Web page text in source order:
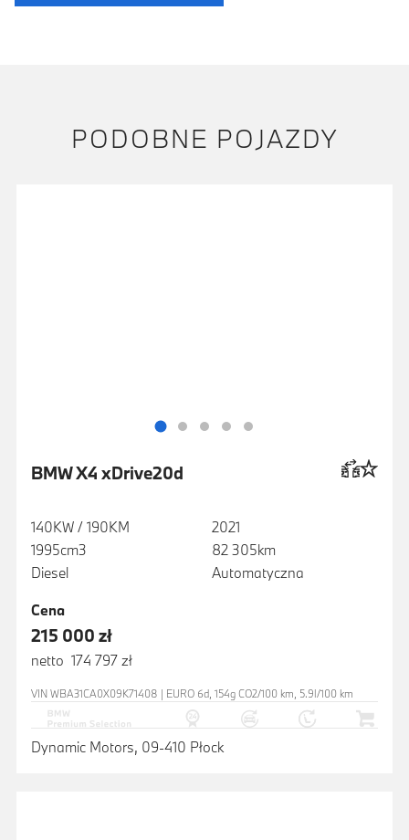
PODOBNE POJAZDY
BMW X4 xDrive20d
140KW / 190KM
1995cm3
Diesel
2021
82 305km
Automatyczna
Cena
215 000 zł
netto 174 797 zł
VIN WBA31CA0X09K71408 | EURO 6d, 154g CO2/100 km, 5.9l/100 km
Dynamic Motors, 09-410 Płock